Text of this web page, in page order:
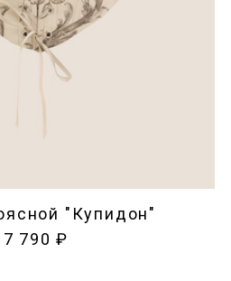
"Купидон"
7 790 ₽